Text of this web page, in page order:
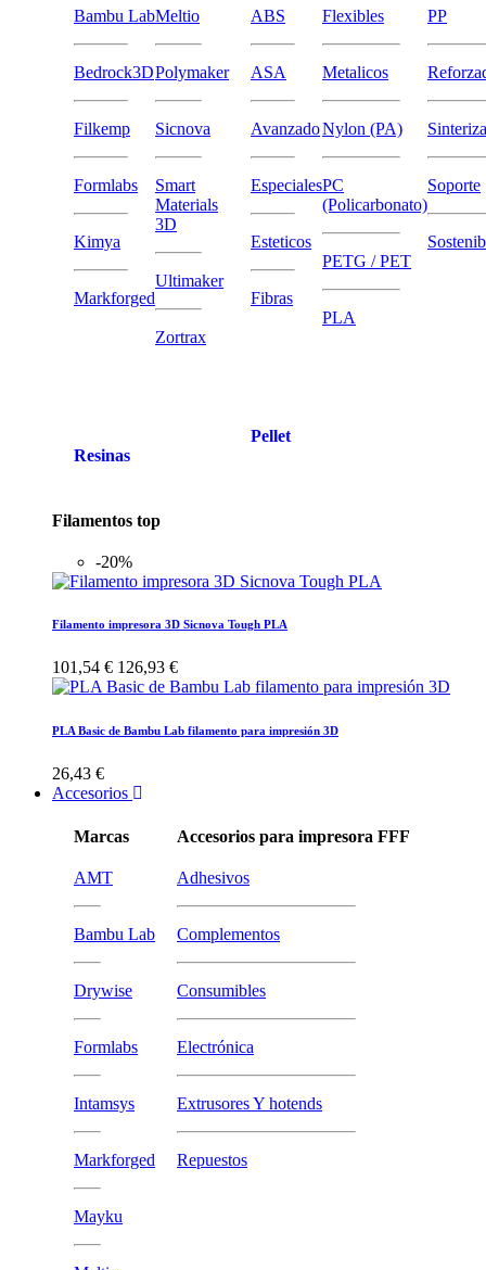
Bambu Lab
Bedrock3D
Filkemp
Formlabs
Kimya
Markforged
Meltio
Polymaker
Sicnova
Smart
Materials
3D
Ultimaker
Zortrax
Resinas
ABS
ASA
Avanzado
Especiales
Esteticos
Fibras
Flexibles
Metalicos
Nylon (PA)
PC
(Policarbonato)
PETG / PET
PLA
PP
Soporte
Pellet
Filamentos top
-20%
Filamento impresora 3D Sicnova Tough PLA
101,54 € 126,93 €
PLA Basic de Bambu Lab filamento para impresión 3D
26,43 €
Accesorios
Marcas
AMT
Bambu Lab
Drywise
Formlabs
Intamsys
Markforged
Mayku
Accesorios para impresora FFF
Adhesivos
Complementos
Consumibles
Electrónica
Extrusores Y hotends
Repuestos